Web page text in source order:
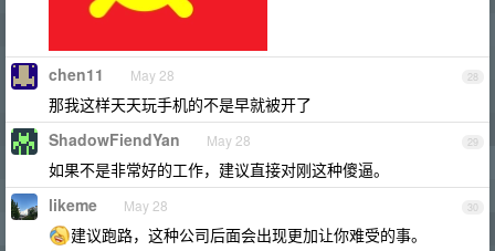
28
chen11 May 28
那我这样天天玩手机的不是早就被开了
29
ShadowFiendYan May 28
如果不是非常好的工作，建议直接对刚这种傻逼。
30
likeme May 28
建议跑路，这种公司后面会出现更加让你难受的事。